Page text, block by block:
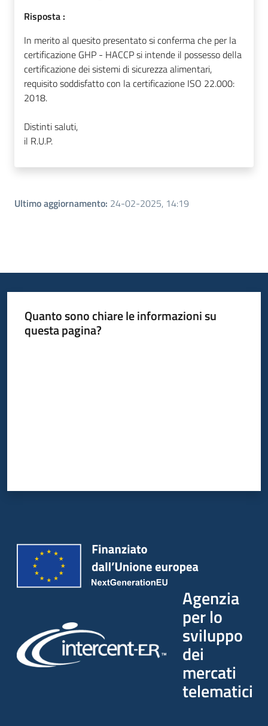
Risposta :
In merito al quesito presentato si conferma che per la
certificazione GHP - HACCP si intende il possesso della
certificazione dei sistemi di sicurezza alimentari,
requisito soddisfatto con la certificazione ISO 22.000:
2018.
Distinti saluti,
il R.U.P.
Ultimo aggiornamento: 24-02-2025, 14:19
Quanto sono chiare le informazioni su
questa pagina?
Agenzia
per lo
sviluppo
dei
mercati
telematici